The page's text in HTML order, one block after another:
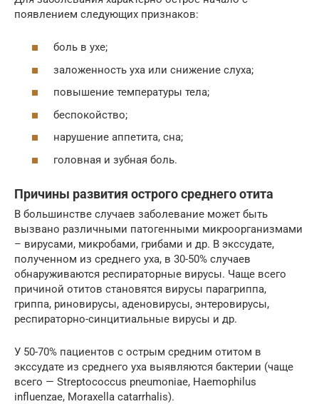
появлением следующих признаков:
боль в ухе;
заложенность уха или снижение слуха;
повышение температуры тела;
беспокойство;
нарушение аппетита, сна;
головная и зубная боль.
Причины развития острого среднего отита
В большинстве случаев заболевание может быть
вызвано различными патогенными микроорганизмами
– вирусами, микробами, грибами и др. В экссудате,
полученном из среднего уха, в 30-50% случаев
обнаруживаются респираторные вирусы. Чаще всего
причиной отитов становятся вирусы парагриппа,
гриппа, риновирусы, аденовирусы, энтеровирусы,
респираторно-синцитиальные вирусы и др.
У 50-70% пациентов с острым средним отитом в
экссудате из среднего уха выявляются бактерии (чаще
всего — Streptococcus pneumoniae, Haemophilus
influenzae, Moraxella catarrhalis).